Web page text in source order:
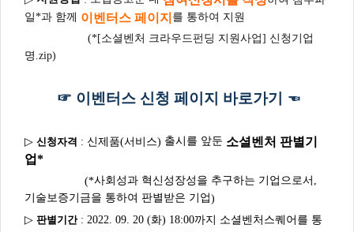
작
권
일*과 함께 이벤터스 페이지 를 통하여 지원
(*[소셜벤처 크라우드펀딩 지원사업] 신청기업
명.zip)
☞ 이벤터스 신청 페이지 바로가기 ☜
▷ 신청자격 : 신제품(서비스) 출시를 앞둔 소셜벤처 판별기
업*
(*사회성과 혁신성장성을 추구하는 기업으로서,
기술보증기금을 통하여 판별받은 기업)
▷ 판별기간 : 2022. 09. 20 (화) 18:00까지 소셜벤처스퀘어를 통